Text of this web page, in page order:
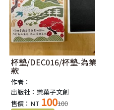
杯墊/DEC016/杯墊-為業
款
作者：
出版社：樂菓子文創
售價：NT 100100